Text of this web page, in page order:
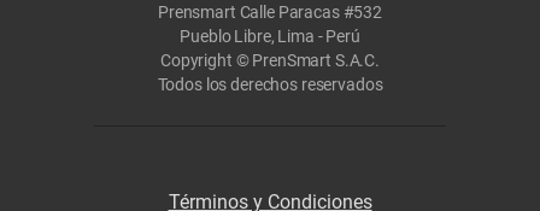
Prensmart Calle Paracas #532
Pueblo Libre, Lima - Perú
Copyright © PrenSmart S.A.C.
Todos los derechos reservados
Términos y Condiciones